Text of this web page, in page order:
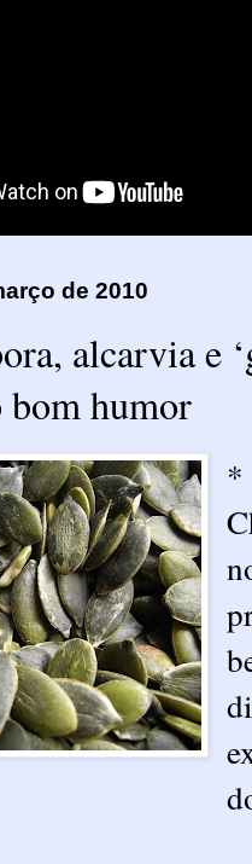
de 2010
alcarvia e
bom humor
*